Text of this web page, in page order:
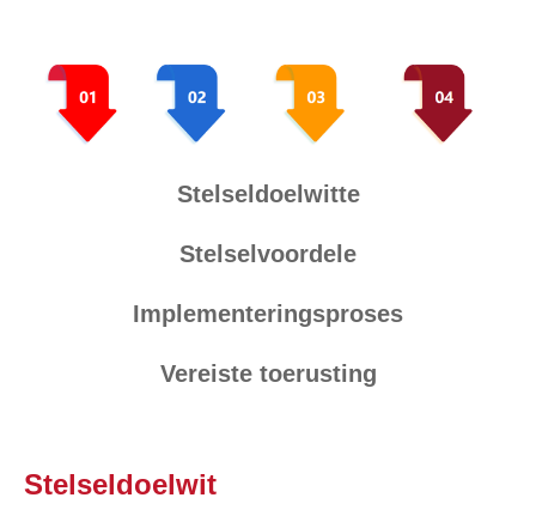
Stelseldoelwitte
Stelselvoordele
Implementeringsproses
Vereiste toerusting
Stelseldoelwit